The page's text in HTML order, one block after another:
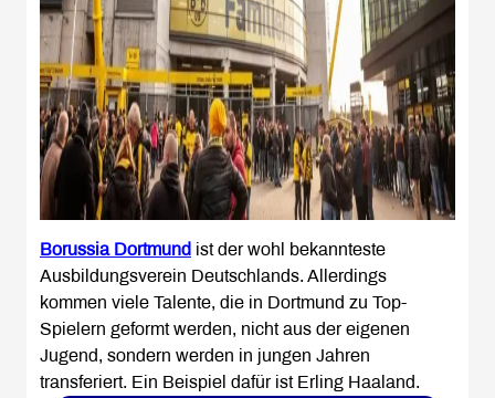
Borussia Dortmund ist der wohl bekannteste
Ausbildungsverein Deutschlands. Allerdings
kommen viele Talente, die in Dortmund zu Top-
Spielern geformt werden, nicht aus der eigenen
Jugend, sondern werden in jungen Jahren
transferiert. Ein Beispiel dafür ist Erling Haaland.